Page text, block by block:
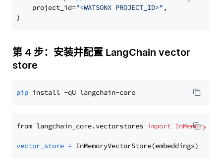
    project_id=
"<WATSONX PROJECT_ID>" ,
第 4 步：安装并配置 LangChain vector
store
pip
from langchain_core.vectorstores import
vector_store =